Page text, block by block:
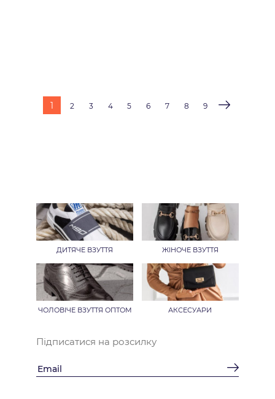
1 2 3 4 5 6 7 8 9
Підписатися на розсилку
ДИТЯЧЕ ВЗУТТЯ ЖІНОЧЕ ВЗУТТЯ
ЧОЛОВІЧЕ ВЗУТТЯ ОПТОМ АКСЕСУАРИ